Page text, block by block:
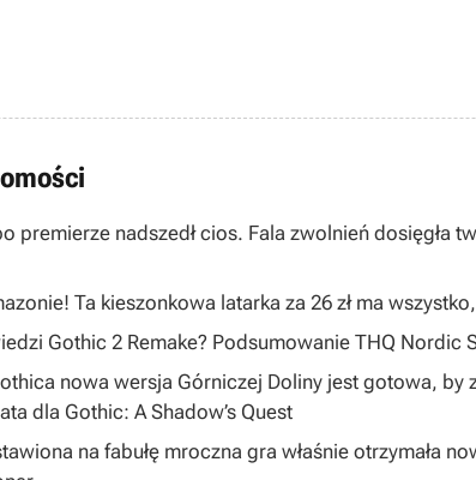
premierze nadszedł cios. Fala zwolnień dosięgła
Ta kieszonkowa latarka za 26 zł ma
Gothic 2 Remake? Podsumowanie THQ Nordic
nowa wersja Górniczej Doliny jest gotowa, by
dla Gothic: A Shadow’s Quest
na fabułę mroczna gra właśnie otrzymała